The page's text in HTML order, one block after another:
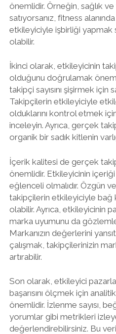
önemlidir. Örneğin, sağlık
satıyorsanız, fitness
etkileyiciyle işbirliği yapmak
olabilir.
İkinci olarak, etkileyicinin
olduğunu doğrulamak
takipçi sayısını şişirmek için
Takipçilerin etkileyiciyle
olduklarını kontrol etmek
inceleyin. Ayrıca, gerçek
organik bir sadık kitlenin
İçerik kalitesi de gerçek
önemlidir. Etkileyicinin
eğlenceli olmalıdır. Özgün
takipçilerin etkileyiciyle bağ
olabilir. Ayrıca, etkileyicinin
marka uyumunu da
Markanızın değerlerini
çalışmak, takipçilerinizin
artırabilir.
Son olarak, etkileyici
başarısını ölçmek için
önemlidir. İzlenme sayısı,
yorumlar gibi metrikleri
değerlendirebilirsiniz. Bu